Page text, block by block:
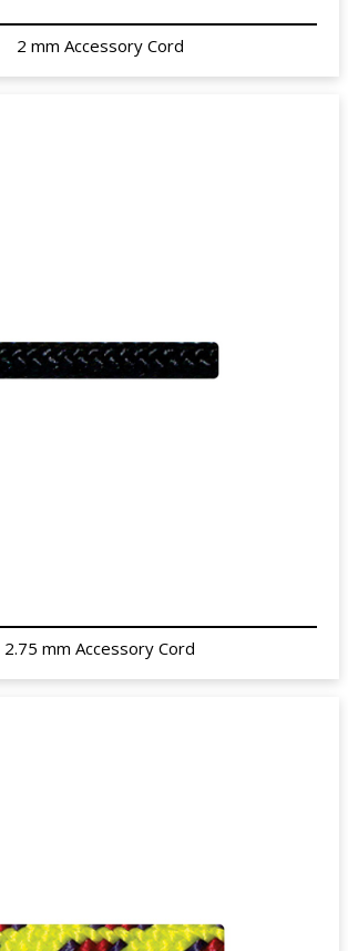
2 mm Accessory Cord
2.75 mm Accessory Cord